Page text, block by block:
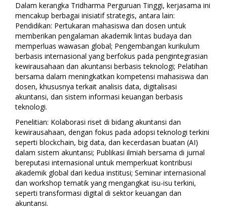
Dalam kerangka Tridharma Perguruan Tinggi, kerjasama ini
mencakup berbagai inisiatif strategis, antara lain:
Pendidikan: Pertukaran mahasiswa dan dosen untuk
memberikan pengalaman akademik lintas budaya dan
memperluas wawasan global; Pengembangan kurikulum
berbasis internasional yang berfokus pada pengintegrasian
kewirausahaan dan akuntansi berbasis teknologi; Pelatihan
bersama dalam meningkatkan kompetensi mahasiswa dan
dosen, khususnya terkait analisis data, digitalisasi
akuntansi, dan sistem informasi keuangan berbasis
teknologi.
Penelitian: Kolaborasi riset di bidang akuntansi dan
kewirausahaan, dengan fokus pada adopsi teknologi terkini
seperti blockchain, big data, dan kecerdasan buatan (AI)
dalam sistem akuntansi; Publikasi ilmiah bersama di jurnal
bereputasi internasional untuk memperkuat kontribusi
akademik global dari kedua institusi; Seminar internasional
dan workshop tematik yang mengangkat isu-isu terkini,
seperti transformasi digital di sektor keuangan dan
akuntansi.